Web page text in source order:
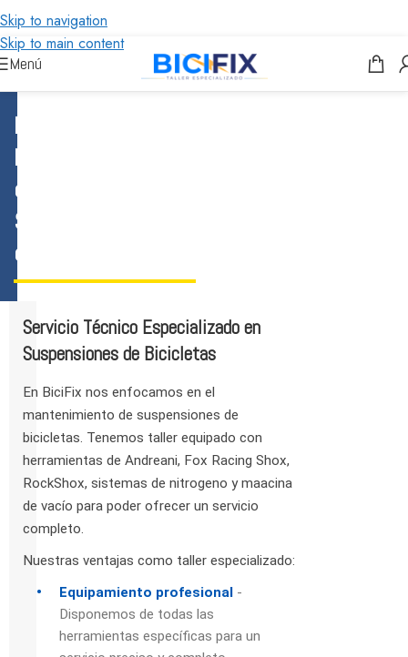
Skip to navigation
Skip to main content
Menú
Reparacion y
Mantenimiento
de
Suspensiones
de Bicicletas
Servicio Técnico Especializado en
Suspensiones de Bicicletas
En BiciFix nos enfocamos en el
mantenimiento de suspensiones de
bicicletas. Tenemos taller equipado con
herramientas de Andreani, Fox Racing Shox,
RockShox, sistemas de nitrogeno y maacina
de vacío para poder ofrecer un servicio
completo.
Nuestras ventajas como taller especializado:
Equipamiento profesional -
Disponemos de todas las
herramientas específicas para un